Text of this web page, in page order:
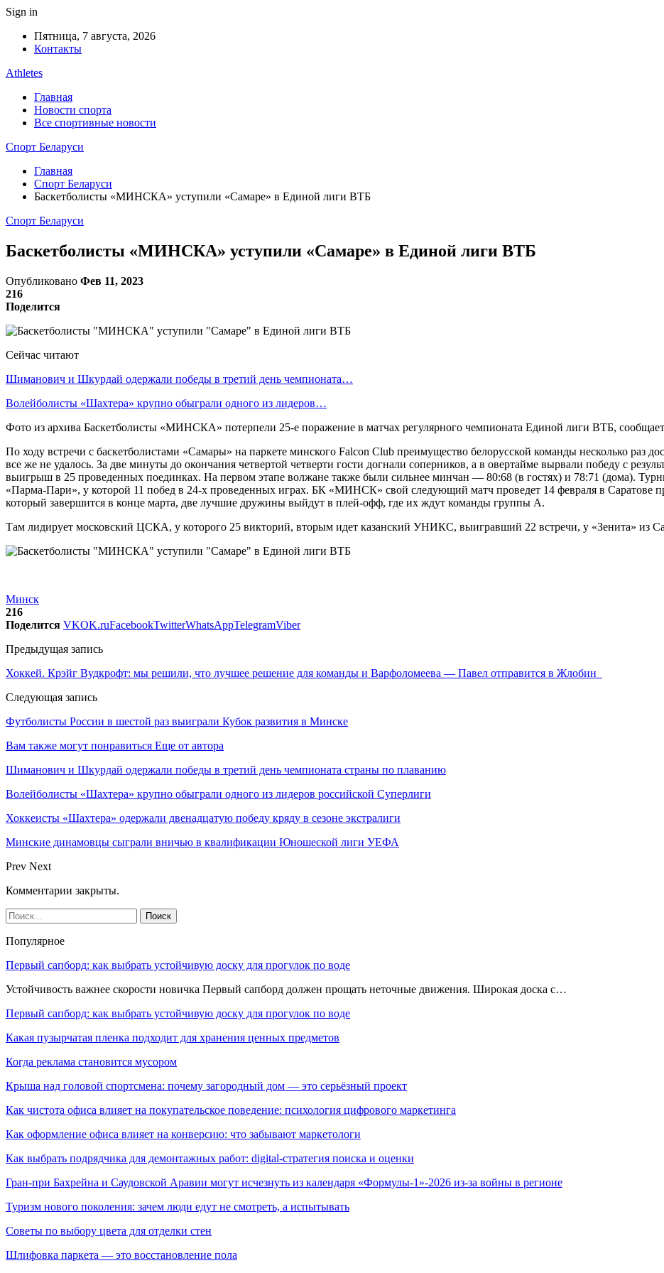
Sign in
Пятница, 7 августа, 2026
Контакты
Athletes
Главная
Новости спорта
Все спортивные новости
Спорт Беларуси
Главная
Спорт Беларуси
Баскетболисты «МИНСКА» уступили «Самаре» в Единой лиги ВТБ
Спорт Беларуси
Баскетболисты «МИНСКА» уступили «Самаре» в Единой лиги ВТБ
Опубликовано Фев 11, 2023
216
Поделится
Сейчас читают
Шиманович и Шкурдай одержали победы в третий день чемпионата…
Волейболисты «Шахтера» крупно обыграли одного из лидеров…
Фото из архива Баскетболисты «МИНСКА» потерпели 25-е поражение в матчах регулярного чемпионата Единой лиги ВТБ,
По ходу встречи с баскетболистами «Самары» на паркете минского Falcon Club преимущество белорусской команды несколько раз
все же не удалось. За две минуты до окончания четвертой четверти гости догнали соперников, а в овертайме вырвали победу с
выигрыш в 25 проведенных поединках. На первом этапе волжане также были сильнее минчан — 80:68 (в гостях) и 78:71 (дома).
«Парма-Пари», у которой 11 побед в 24-х проведенных играх. БК «МИНСК» свой следующий матч проведет 14 февраля в Саратове
который завершится в конце марта, две лучшие дружины выйдут в плей-офф, где их ждут команды группы А.
Там лидирует московский ЦСКА, у которого 25 викторий, вторым идет казанский УНИКС, выигравший 22 встречи, у «Зенита» из
Минск
216
Поделится VKOK.ruFacebookTwitterWhatsAppTelegramViber
Предыдущая запись
Хоккей. Крэйг Вудкрофт: мы решили, что лучшее решение для команды и Варфоломеева — Павел отправится в Жлобин
Следующая запись
Футболисты России в шестой раз выиграли Кубок развития в Минске
Вам также могут понравиться Еще от автора
Шиманович и Шкурдай одержали победы в третий день чемпионата страны по плаванию
Волейболисты «Шахтера» крупно обыграли одного из лидеров российской Суперлиги
Хоккеисты «Шахтера» одержали двенадцатую победу кряду в сезоне экстралиги
Минские динамовцы сыграли вничью в квалификации Юношеской лиги УЕФА
Prev Next
Комментарии закрыты.
Популярное
Первый сапборд: как выбрать устойчивую доску для прогулок по воде
Устойчивость важнее скорости новичка Первый сапборд должен прощать неточные движения. Широкая доска с…
Первый сапборд: как выбрать устойчивую доску для прогулок по воде
Какая пузырчатая пленка подходит для хранения ценных предметов
Когда реклама становится мусором
Крыша над головой спортсмена: почему загородный дом — это серьёзный проект
Как чистота офиса влияет на покупательское поведение: психология цифрового маркетинга
Как оформление офиса влияет на конверсию: что забывают маркетологи
Как выбрать подрядчика для демонтажных работ: digital-стратегия поиска и оценки
Гран-при Бахрейна и Саудовской Аравии могут исчезнуть из календаря «Формулы-1»-2026 из-за войны в регионе
Туризм нового поколения: зачем люди едут не смотреть, а испытывать
Советы по выбору цвета для отделки стен
Шлифовка паркета — это восстановление пола